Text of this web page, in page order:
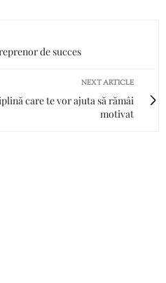
de succes
NEXT ARTICLE
care te vor ajuta să rămâi
motivat